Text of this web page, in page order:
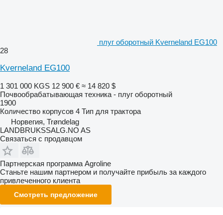
плуг оборотный Kverneland EG100
28
Kverneland EG100
1 301 000 KGS 12 900 € ≈ 14 820 $
Почвообрабатывающая техника - плуг оборотный
1900
Количество корпусов 4 Тип для трактора
Норвегия, Trøndelag
LANDBRUKSSALG.NO AS
Связаться с продавцом
Партнерская программа Agroline
Станьте нашим партнером и получайте прибыль за каждого
привлеченного клиента
Смотреть предложение